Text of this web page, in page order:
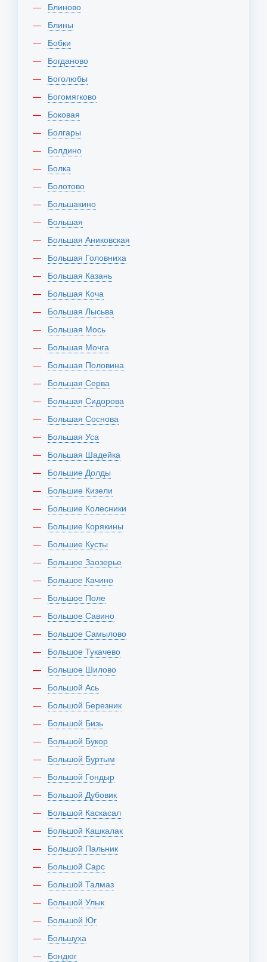
Блиново
Блины
Бобки
Богданово
Боголюбы
Богомягково
Боковая
Болгары
Болдино
Болка
Болотово
Большакино
Большая
Большая Аниковская
Большая Головниха
Большая Казань
Большая Коча
Большая Лысьва
Большая Мось
Большая Мочга
Большая Половина
Большая Серва
Большая Сидорова
Большая Соснова
Большая Уса
Большая Шадейка
Большие Долды
Большие Кизели
Большие Колесники
Большие Корякины
Большие Кусты
Большое Заозерье
Большое Качино
Большое Поле
Большое Савино
Большое Самылово
Большое Тукачево
Большое Шилово
Большой Ась
Большой Березник
Большой Бизь
Большой Букор
Большой Буртым
Большой Гондыр
Большой Дубовик
Большой Каскасал
Большой Кашкалак
Большой Пальник
Большой Сарс
Большой Талмаз
Большой Улык
Большой Юг
Большуха
Бондюг